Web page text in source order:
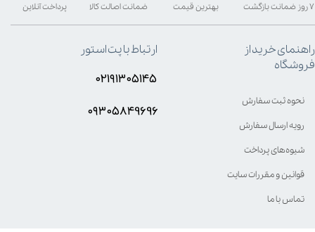
بهترین قیمت پرداخت آنلاین ۷ روز ضمانت بازگشت ضمانت اصالت کالا
راهنمای خرید از
فروشگاه
نحوه ثبت سفارش
رویه ارسال سفارش
شیوه‌های پرداخت
قوانین و مقررات سایت
تماس با ما
ارتباط با پت استور
۰۲۱۹۱۳۰۵۱۴۵
۰۹۳۰۵8۴9696